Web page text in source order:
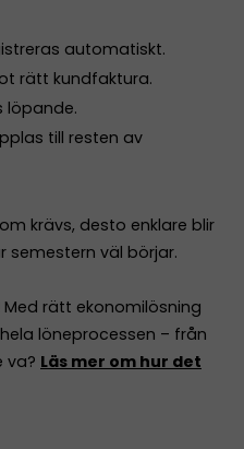
automatiskt.
rätt kundfaktura.
löpande.
till resten av
krävs, desto enklare blir
väl börjar.
Med rätt ekonomilösning
löneprocessen – från
va? Läs mer om hur det